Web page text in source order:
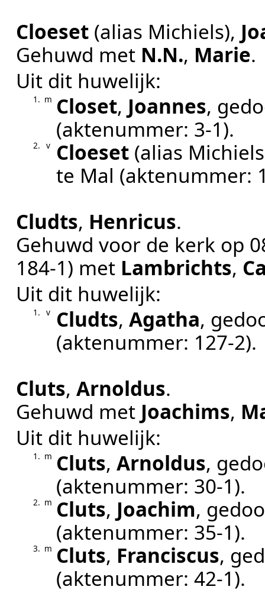
Cloeset (alias Michiels),
Gehuwd met N.N., Marie.
Uit dit huwelijk:
1. m Closet, Joannes,
(aktenummer: 3-1).
2. v Cloeset (alias
te Mal (aktenummer:
Cludts, Henricus.
Gehuwd voor de kerk op
184-1) met Lambrichts,
Uit dit huwelijk:
1. v Cludts,Agatha,
(aktenummer: 127-2).
Cluts,Arnoldus.
Gehuwd met Joachims,
Uit dit huwelijk:
1. m Cluts,Arnoldus,
(aktenummer: 30-1).
2. m Cluts, Joachim,
(aktenummer: 35-1).
3. m Cluts, Franciscus,
(aktenummer:42-1).